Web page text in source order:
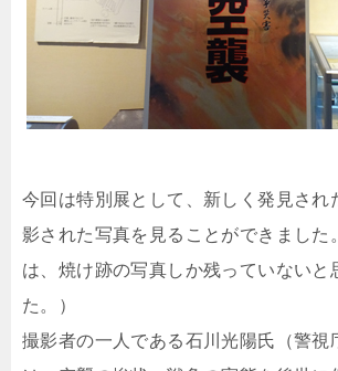
今回は特別展として、新しく発見され
影された写真を見ることができました
は、焼け跡の写真しか残っていないと
た。）
撮影者の一人である石川光陽氏（警視